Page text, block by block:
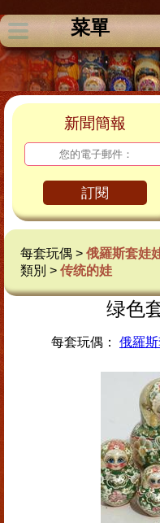
菜單
新聞簡報
訂閱
每套玩偶 > 俄羅斯套娃
類別 > 传统的娃
绿色
每套玩偶： 俄羅